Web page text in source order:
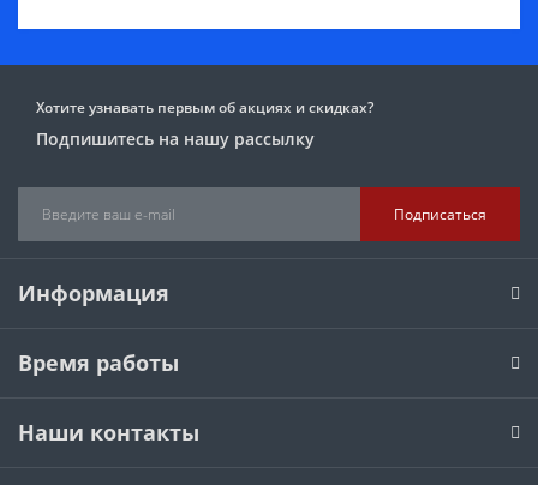
Хотите узнавать первым об акциях и скидках?
Подпишитесь на нашу рассылку
Подписаться
Информация
Время работы
Наши контакты